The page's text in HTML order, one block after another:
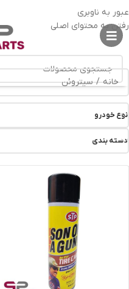
عبور به ناوبری
رفتن به محتوای اصلی
ارسال رایگان
خانه/ سیتروئن
نوع خودرو
دسته بندی